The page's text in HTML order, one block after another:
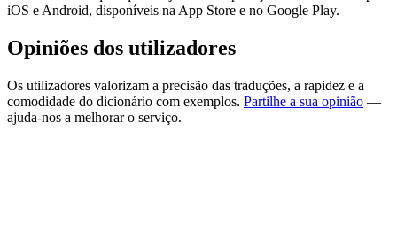
iOS e Android, disponíveis na App Store e no Google Play.
Opiniões dos utilizadores
Os utilizadores valorizam a precisão das traduções, a rapidez e a
comodidade do dicionário com exemplos. Partilhe a sua opinião —
ajuda-nos a melhorar o serviço.